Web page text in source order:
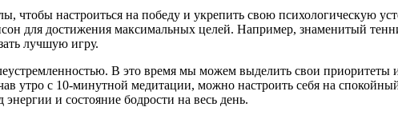
чтобы настроиться на победу и укрепить свою психологическую
для достижения максимальных целей. Например, знаменитый
лучшую игру.
В это время мы можем выделить свои приоритеты
утро с 10-минутной медитации, можно настроить себя на
и состояние бодрости на весь день.